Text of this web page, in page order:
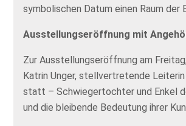
symbolischen Datum einen Raum der
Ausstellungseröffnung mit
Zur Ausstellungseröffnung am
Katrin Unger, stellvertretende
statt – Schwiegertochter und Enkel
und die bleibende Bedeutung ihrer